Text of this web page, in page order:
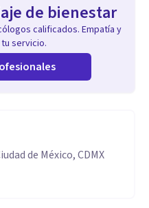
de bienestar
calificados. Empatía y
servicio.
de México, CDMX